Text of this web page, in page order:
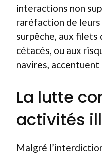
interactions non
raréfaction de leurs
surpêche, aux
cétacés, ou aux
navires,
La lutte
activités
Malgré